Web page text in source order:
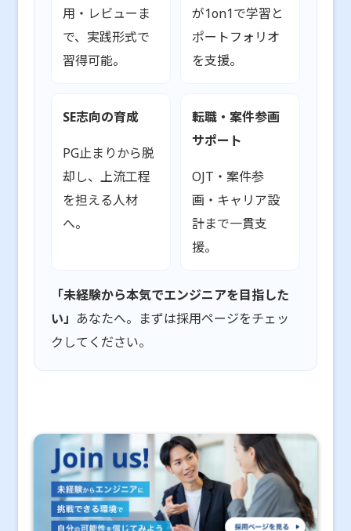
用・レビューま
で、実践形式で
習得可能。
が1on1で学習と
ポートフォリオ
を支援。
SE志向の育成
PG止まりから脱
却し、上流工程
を担える人材
へ。
転職・案件参画
サポート
OJT・案件参
画・キャリア設
計まで一貫支
援。
「未経験から本気でエンジニアを目指した
い」 あなたへ。まずは採用ページをチェッ
クしてください。